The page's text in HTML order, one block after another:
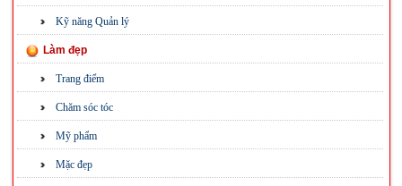
Kỹ năng Quản lý
Làm đẹp
Trang điểm
Chăm sóc tóc
Mỹ phẩm
Mặc đẹp